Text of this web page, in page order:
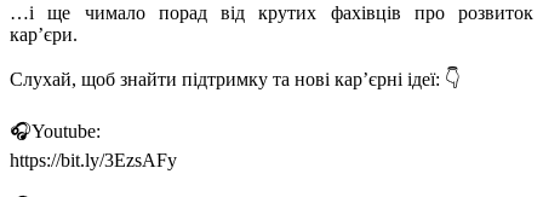
…і ще чимало порад від крутих фахівців про розвиток
кар’єри.
Слухай, щоб знайти підтримку та нові кар’єрні ідеї: 👇
🎧Youtube:
https://bit.ly/3EzsAFy